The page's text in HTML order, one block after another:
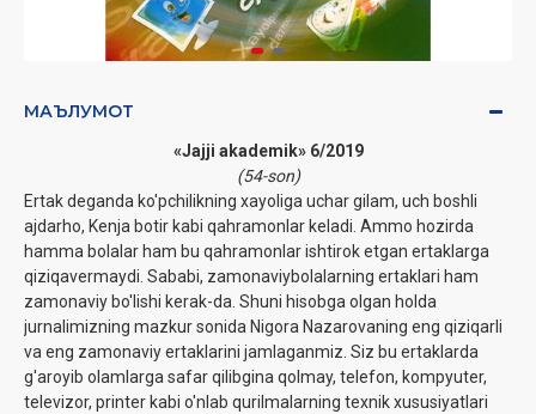
МАЪЛУМОТ
«Jajji akademik» 6/2019
(54-son)
Ertak deganda ko'pchilikning xayoliga uchar gilam, uch boshli
ajdarho, Kenja botir kabi qahramonlar keladi. Ammo hozirda
hamma bolalar ham bu qahramonlar ishtirok etgan ertaklarga
qiziqavermaydi. Sababi, zamonaviybolalarning ertaklari ham
zamonaviy bo'lishi kerak-da. Shuni hisobga olgan holda
jurnalimizning mazkur sonida Nigora Nazarovaning eng qiziqarli
va eng zamonaviy ertaklarini jamlaganmiz. Siz bu ertaklarda
g'aroyib olamlarga safar qilibgina qolmay, telefon, kompyuter,
televizor, printer kabi o'nlab qurilmalarning texnik xususiyatlari